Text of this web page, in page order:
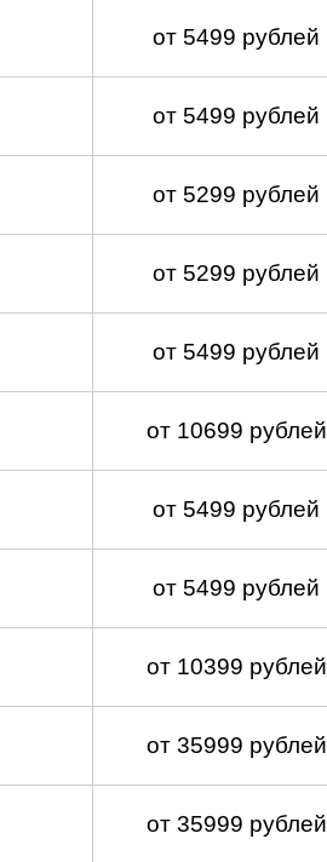
от 5499 рублей
от 5499 рублей
от 5299 рублей
от 5299 рублей
от 5499 рублей
от 10699 рублей
от 5499 рублей
от 5499 рублей
от 10399 рублей
от 35999 рублей
от 35999 рублей